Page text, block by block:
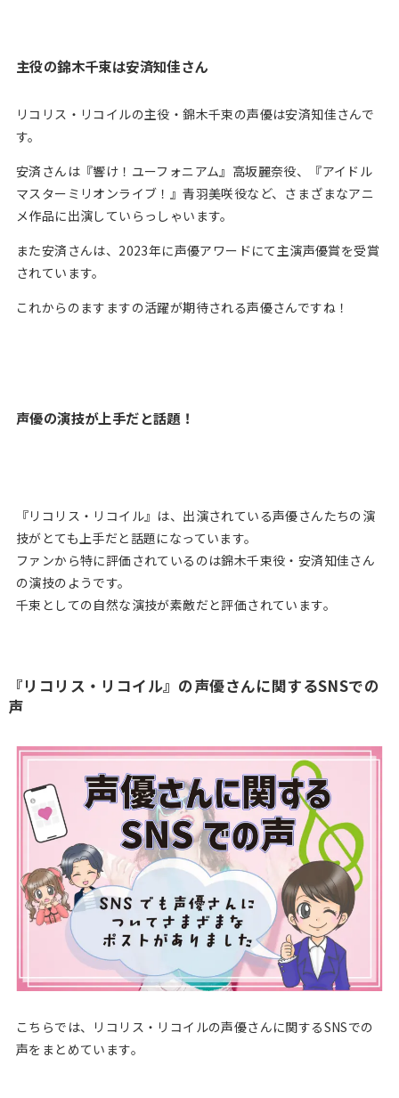
主役の錦木千束は安済知佳さん
リコリス・リコイルの主役・錦木千束の声優は安済知佳さんで
す。
安済さんは『響け！ユーフォニアム』高坂麗奈役、『アイドル
マスターミリオンライブ！』青羽美咲役など、さまざまなアニ
メ作品に出演していらっしゃいます。
また安済さんは、2023年に声優アワードにて主演声優賞を受賞
されています。
これからのますますの活躍が期待される声優さんですね！
声優の演技が上手だと話題！
『リコリス・リコイル』は、出演されている声優さんたちの演
技がとても上手だと話題になっています。
ファンから特に評価されているのは錦木千束役・安済知佳さん
の演技のようです。
千束としての自然な演技が素敵だと評価されています。
『リコリス・リコイル』の声優さんに関するSNSでの
声
こちらでは、リコリス・リコイルの声優さんに関するSNSでの
声をまとめています。